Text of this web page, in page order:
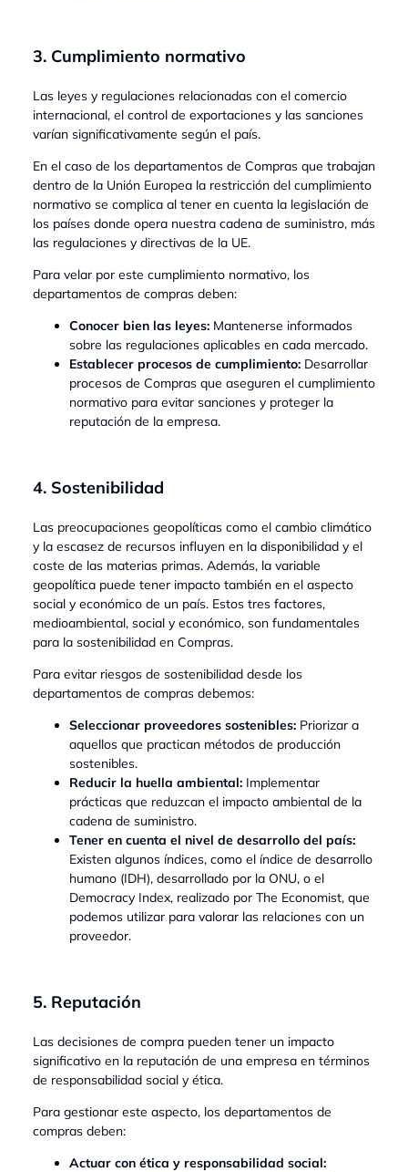
3. Cumplimiento normativo
Las leyes y regulaciones relacionadas con el comercio
internacional, el control de exportaciones y las sanciones
varían significativamente según el país.
En el caso de los departamentos de Compras que trabajan
dentro de la Unión Europea la restricción del cumplimiento
normativo se complica al tener en cuenta la legislación de
los países donde opera nuestra cadena de suministro, más
las regulaciones y directivas de la UE.
Para velar por este cumplimiento normativo, los
departamentos de compras deben:
Conocer bien las leyes: Mantenerse informados
sobre las regulaciones aplicables en cada mercado.
Establecer procesos de cumplimiento: Desarrollar
procesos de Compras que aseguren el cumplimiento
normativo para evitar sanciones y proteger la
reputación de la empresa.
4. Sostenibilidad
Las preocupaciones geopolíticas como el cambio climático
y la escasez de recursos influyen en la disponibilidad y el
coste de las materias primas. Además, la variable
geopolítica puede tener impacto también en el aspecto
social y económico de un país. Estos tres factores,
medioambiental, social y económico, son fundamentales
para la sostenibilidad en Compras.
Para evitar riesgos de sostenibilidad desde los
departamentos de compras debemos:
Seleccionar proveedores sostenibles: Priorizar a
aquellos que practican métodos de producción
sostenibles.
Reducir la huella ambiental: Implementar
prácticas que reduzcan el impacto ambiental de la
cadena de suministro.
Tener en cuenta el nivel de desarrollo del país:
Existen algunos índices, como el índice de desarrollo
humano (IDH), desarrollado por la ONU, o el
Democracy Index, realizado por The Economist, que
podemos utilizar para valorar las relaciones con un
proveedor.
5. Reputación
Las decisiones de compra pueden tener un impacto
significativo en la reputación de una empresa en términos
de responsabilidad social y ética.
Para gestionar este aspecto, los departamentos de
compras deben:
Actuar con ética y responsabilidad social: